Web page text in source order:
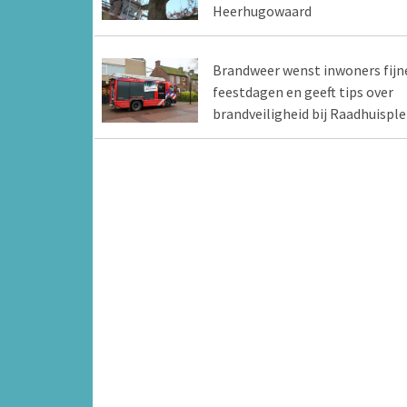
Heerhugowaard
Brandweer wenst inwoners
feestdagen en geeft tips over
brandveiligheid bij